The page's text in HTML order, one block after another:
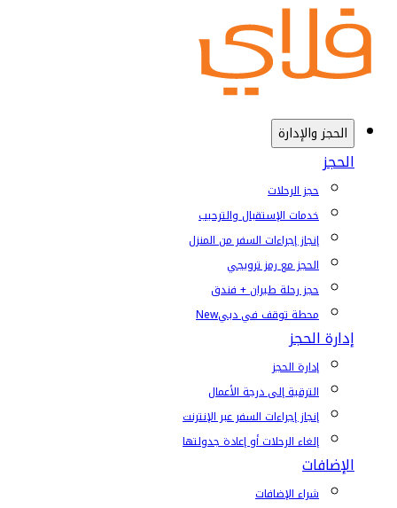
الحجز والإدارة
الحجز
حجز الرحلات
خدمات الإستقبال والترحيب
إنجاز إجراءات السفر من المنزل
الحجز مع رمز ترويجي
حجز رحلة طيران + فندق
محطة توقف في دبيNew
إدارة الحجز
إدارة الحجز
الترقية إلى درجة الأعمال
إنجاز إجراءات السفر عبر الإنترنت
إلغاء الرحلات أو إعادة جدولتها
الإضافات
شراء الإضافات